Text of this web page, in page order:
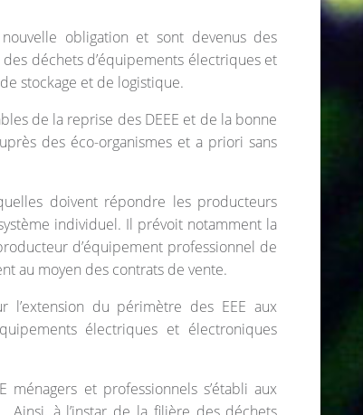
obligation et sont devenus des
déchets d’équipements électriques et
stockage et de logistique.
de la reprise des DEEE et de la bonne
des éco-organismes et a priori sans
doivent répondre les producteurs
individuel. Il prévoit notamment la
d’équipement professionnel de
au moyen des contrats de vente.
du périmètre des EEE aux
électriques et électroniques
et professionnels s’établi aux